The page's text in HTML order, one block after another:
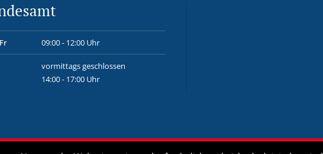
09:00 - 12:00 Uhr
vormittags geschlossen
14:00 - 17:00 Uhr